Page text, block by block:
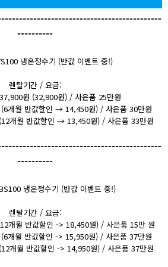
----------
냉온정수기 (반값 이벤트 중!)
렌탈기간 / 요금:
원 (32,900원) / 사은품 25만원
개월 반값할인 → 14,450원) / 사은품 30만원
개월 반값할인 → 13,450원) / 사은품 33만원
----------
냉온정수기 (반값 이벤트 중!)
렌탈기간 / 요금:
개월 반값할인 -> 18,450원) / 사은품 15만 원
개월 반값할인 -> 15,950원) / 사은품 37만원
개월 반값할인 -> 14,950원) / 사은품 37만원